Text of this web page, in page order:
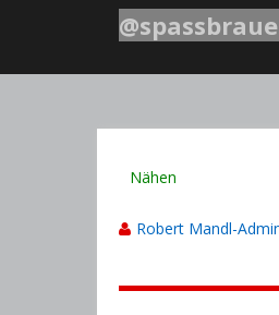
Nähen
Robert Mandl-